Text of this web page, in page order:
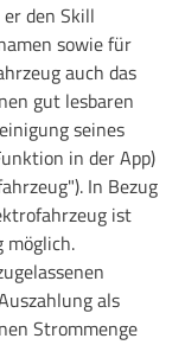
den Skill
sowie für
auch das
gut lesbaren
seines
in der App)
In Bezug
ist
möglich.
als
Strommenge